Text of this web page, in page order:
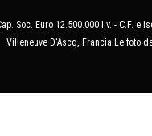
Soc. Euro 12.500.000 i.v. - C.F.
Villeneuve D'Ascq, Francia Le foto